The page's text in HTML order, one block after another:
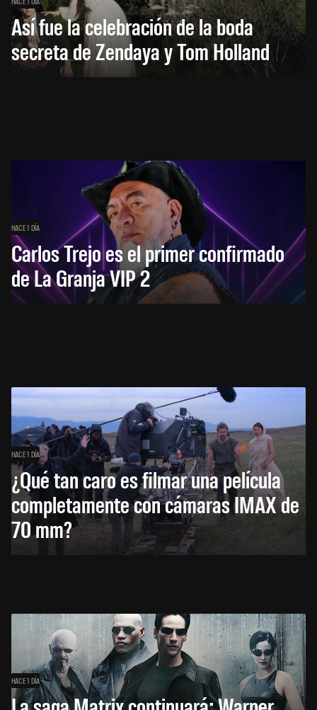
Así fue la celebración de la boda
secreta de Zendaya y Tom Holland
HACE 1 DÍA
Carlos Trejo es el primer confirmado
de La Granja VIP 2
HACE 1 DÍA
¿Qué tan caro es filmar una película
completamente con cámaras IMAX de
70 mm?
HACE 1 DÍA